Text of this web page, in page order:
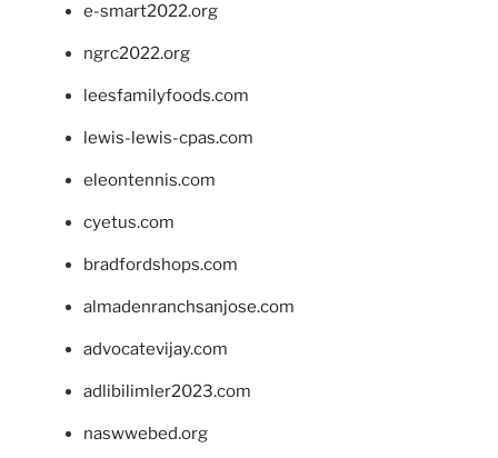
e-smart2022.org
ngrc2022.org
leesfamilyfoods.com
lewis-lewis-cpas.com
eleontennis.com
cyetus.com
bradfordshops.com
almadenranchsanjose.com
advocatevijay.com
adlibilimler2023.com
naswwebed.org